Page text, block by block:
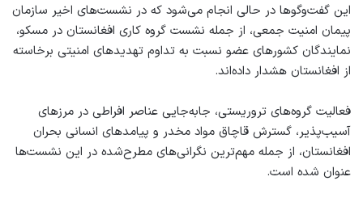
این گفت‌وگوها در حالی انجام می‌شود که در نشست‌های اخیر سازمان
پیمان امنیت جمعی، از جمله نشست گروه کاری افغانستان در مسکو،
نمایندگان کشورهای عضو نسبت به تداوم تهدیدهای امنیتی برخاسته
از افغانستان هشدار داده‌اند.
فعالیت گروه‌های تروریستی، جابه‌جایی عناصر افراطی در مرزهای
آسیب‌پذیر، گسترش قاچاق مواد مخدر و پیامدهای انسانی بحران
افغانستان، از جمله مهم‌ترین نگرانی‌های مطرح‌شده در این نشست‌ها
عنوان شده است.